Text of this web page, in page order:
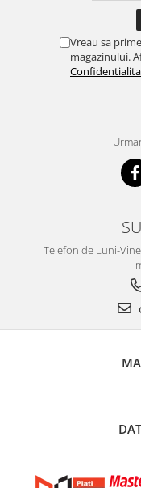
Vreau sa
magazinului.
Telefon de Luni-